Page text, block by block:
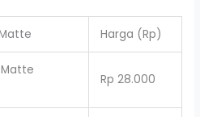
Harga (Rp)
Rp 28.000